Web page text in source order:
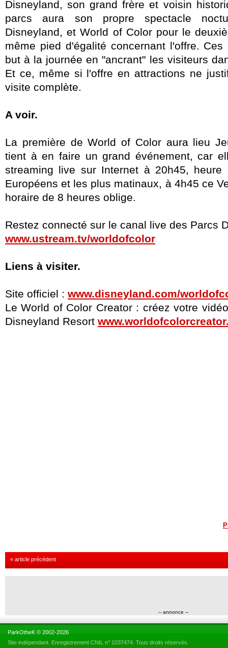
Disneyland, son grand frère et voisin
parcs aura son propre spectacle
Disneyland, et World of Color pour le
même pied d'égalité concernant l'offre.
but à la journée en "ancrant" les visiteurs
Et ce, même si l'offre en attractions ne
visite complète.
A voir.
La première de World of Color aura lieu
tient à en faire un grand événement, car
streaming live sur Internet à 20h45,
Européens et les plus matinaux, à 4h45 ce
horaire de 8 heures oblige.
Restez connecté sur le canal live des Parcs
www.ustream.tv/worldofcolor
Liens à visiter.
Site officiel : www.disneyland.com/
Le World of Color Creator : créez votre
Disneyland Resort
« article précédent
-- annonce --
ParkOtheK © 2002-2026
Site indépendant. Enregistrement CNIL n° 1037474. Tous droits réservés.